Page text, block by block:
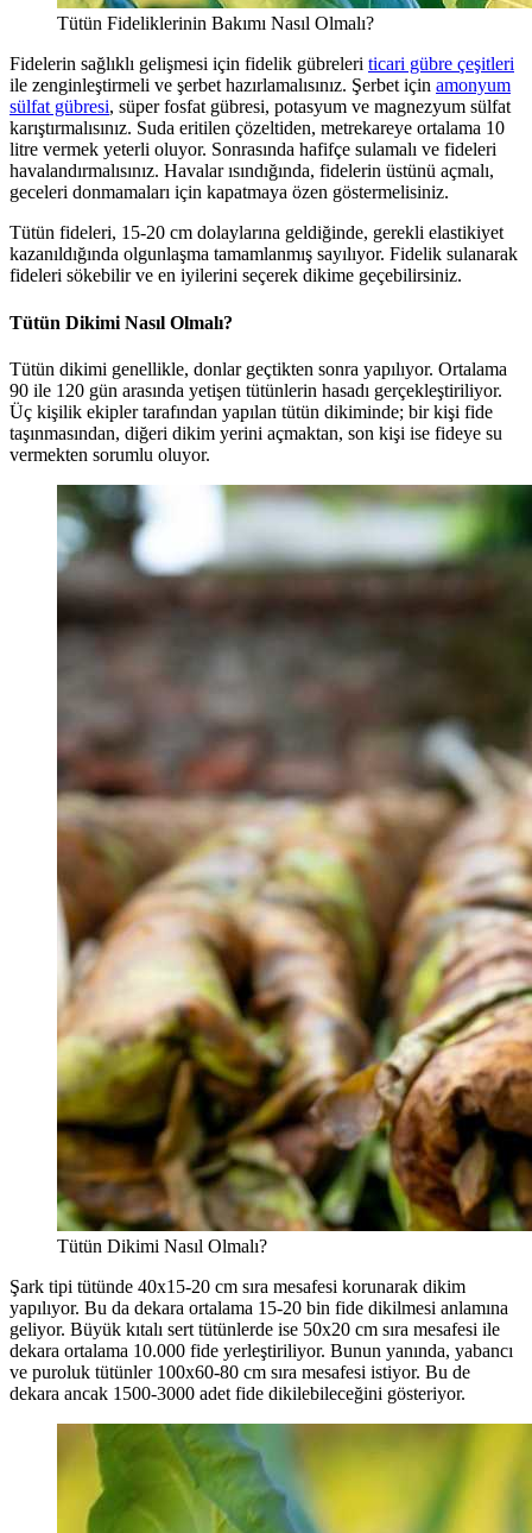
Tütün Fideliklerinin Bakımı Nasıl Olmalı?
Fidelerin sağlıklı gelişmesi için fidelik gübreleri ticari gübre çeşitleri
ile zenginleştirmeli ve şerbet hazırlamalısınız. Şerbet için amonyum
sülfat gübresi, süper fosfat gübresi, potasyum ve magnezyum sülfat
karıştırmalısınız. Suda eritilen çözeltiden, metrekareye ortalama 10
litre vermek yeterli oluyor. Sonrasında hafifçe sulamalı ve fideleri
havalandırmalısınız. Havalar ısındığında, fidelerin üstünü açmalı,
geceleri donmamaları için kapatmaya özen göstermelisiniz.
Tütün fideleri, 15-20 cm dolaylarına geldiğinde, gerekli elastikiyet
kazanıldığında olgunlaşma tamamlanmış sayılıyor. Fidelik sulanarak
fideleri sökebilir ve en iyilerini seçerek dikime geçebilirsiniz.
Tütün Dikimi Nasıl Olmalı?
Tütün dikimi genellikle, donlar geçtikten sonra yapılıyor. Ortalama
90 ile 120 gün arasında yetişen tütünlerin hasadı gerçekleştiriliyor.
Üç kişilik ekipler tarafından yapılan tütün dikiminde; bir kişi fide
taşınmasından, diğeri dikim yerini açmaktan, son kişi ise fideye su
vermekten sorumlu oluyor.
Tütün Dikimi Nasıl Olmalı?
Şark tipi tütünde 40x15-20 cm sıra mesafesi korunarak dikim
yapılıyor. Bu da dekara ortalama 15-20 bin fide dikilmesi anlamına
geliyor. Büyük kıtalı sert tütünlerde ise 50x20 cm sıra mesafesi ile
dekara ortalama 10.000 fide yerleştiriliyor. Bunun yanında, yabancı
ve puroluk tütünler 100x60-80 cm sıra mesafesi istiyor. Bu de
dekara ancak 1500-3000 adet fide dikilebileceğini gösteriyor.